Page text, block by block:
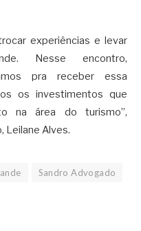
experiências e levar
Nesse encontro,
pra receber essa
os investimentos que
na área do turismo”,
Leilane Alves.
Sandro Advogado